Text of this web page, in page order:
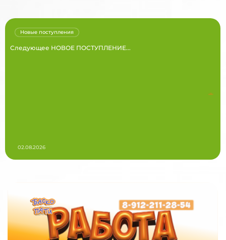
Следующее НОВОЕ ПОСТУПЛЕНИЕ...
Новые поступления
02.08.2026